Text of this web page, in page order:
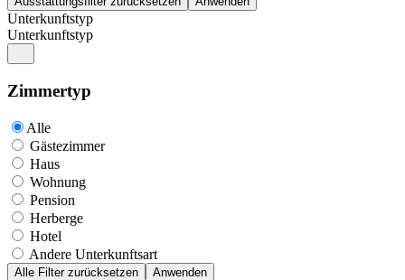
Unterkunftstyp
Unterkunftstyp
Zimmertyp
Alle
Gästezimmer
Haus
Wohnung
Pension
Herberge
Hotel
Andere Unterkunftsart
Alle Filter zurücksetzen
Anwenden